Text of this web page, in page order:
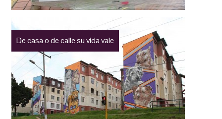
De casa o de calle su vida vale